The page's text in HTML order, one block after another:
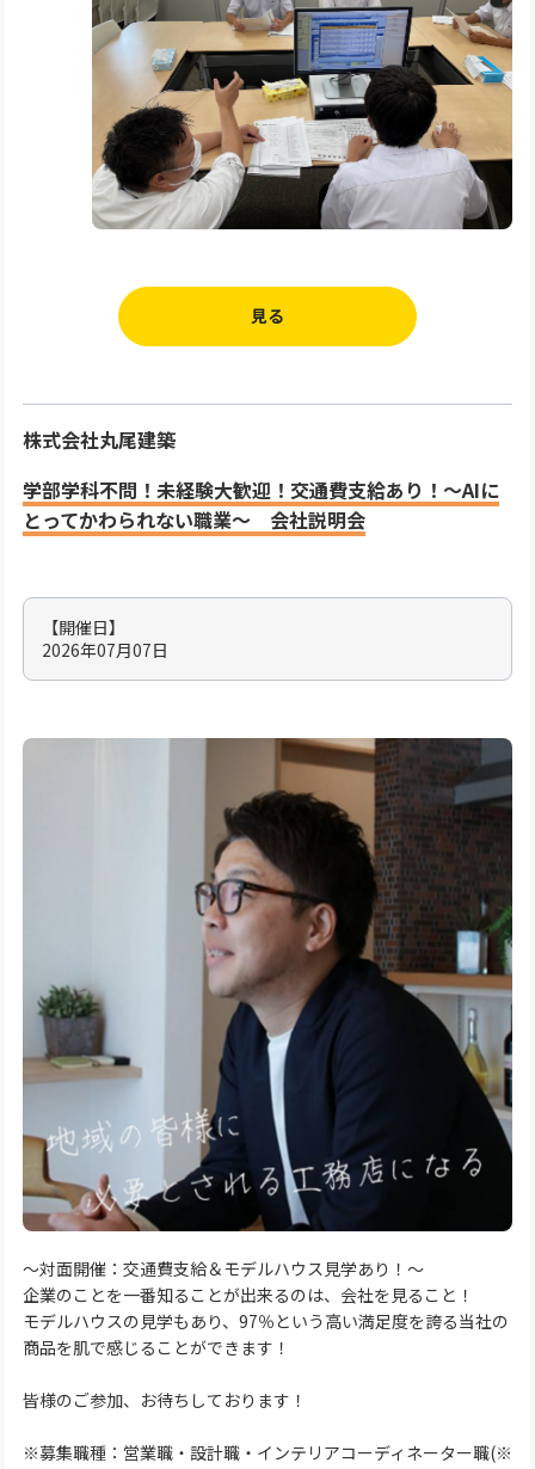
見る
株式会社丸尾建築
学部学科不問！未経験大歓迎！交通費支給あり！〜AIに
とってかわられない職業〜 会社説明会
【開催日】
2026年07月07日
～対面開催：交通費支給＆モデルハウス見学あり！～
企業のことを一番知ることが出来るのは、会社を見ること！
モデルハウスの見学もあり、97％という高い満足度を誇る当社の
商品を肌で感じることができます！
皆様のご参加、お待ちしております！
※募集職種：営業職・設計職・インテリアコーディネーター職(※